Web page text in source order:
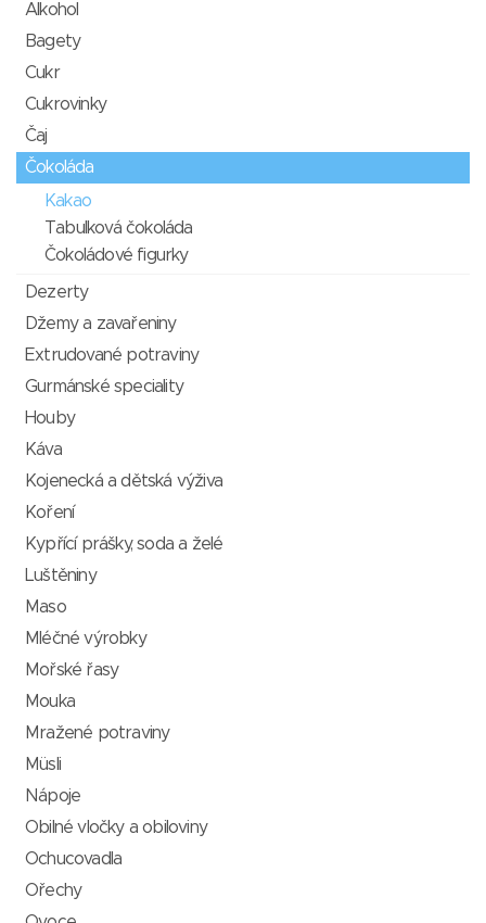
Alkohol
Bagety
Cukr
Cukrovinky
Čaj
Čokoláda
Kakao
Tabulková čokoláda
Čokoládové figurky
Dezerty
Džemy a zavařeniny
Extrudované potraviny
Gurmánské speciality
Houby
Káva
Kojenecká a dětská výživa
Koření
Kypřící prášky, soda a želé
Luštěniny
Maso
Mléčné výrobky
Mořské řasy
Mouka
Mražené potraviny
Müsli
Nápoje
Obilné vločky a obiloviny
Ochucovadla
Ořechy